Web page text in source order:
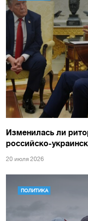
Изменилась ли
российско-
20 июля 2026
ПОЛИТИКА